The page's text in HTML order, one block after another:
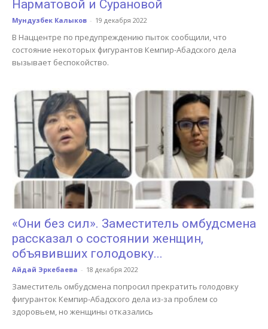
Нарматовой и Сурановой
Мундузбек Калыков - 19 декабря 2022
В Наццентре по предупреждению пыток сообщили, что
состояние некоторых фигурантов Кемпир-Абадского дела
вызывает беспокойство.
«Они без сил». Заместитель омбудсмена
рассказал о состоянии женщин,
объявивших голодовку...
Айдай Эркебаева - 18 декабря 2022
Заместитель омбудсмена попросил прекратить голодовку
фигуранток Кемпир-Абадского дела из-за проблем со
здоровьем, но женщины отказались